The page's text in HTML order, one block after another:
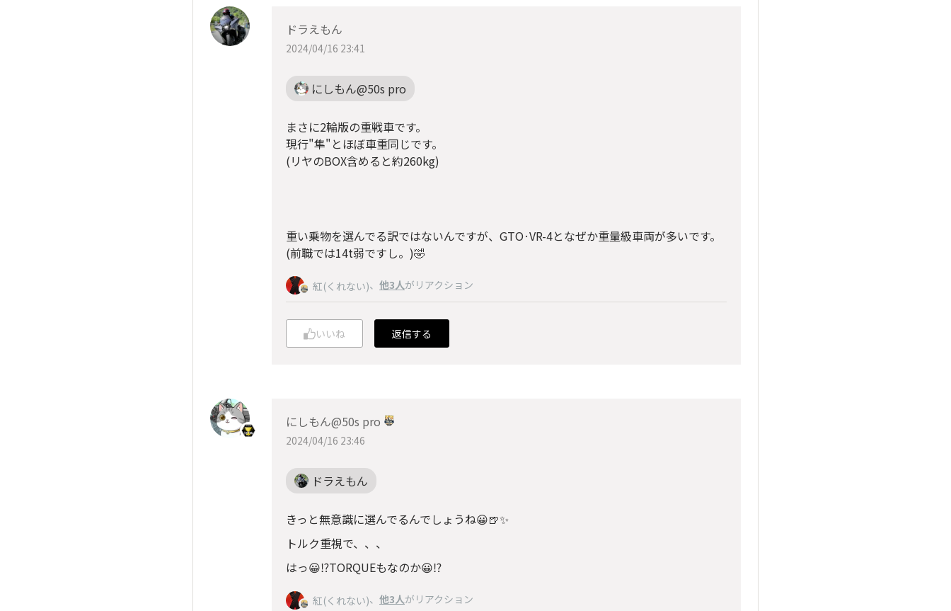
ドラえもん
2024/04/16 23:41
にしもん@50s pro
まさに2輪版の重戦車です。
現行"隼"とほぼ車重同じです。
(リヤのBOX含めると約260kg)
重い乗物を選んでる訳ではないんですが、GTO·VR-4となぜか重量級車両が多いです。
(前職では14t弱ですし。)🤣
紅(くれない)、 他3人がリアクション
いいね 返信する
にしもん@50s pro
2024/04/16 23:46
ドラえもん
きっと無意識に選んでるんでしょうね😀🍺✨
トルク重視で、、、
はっ😀⁉️TORQUEもなのか😀⁉️
紅(くれない)、 他3人がリアクション